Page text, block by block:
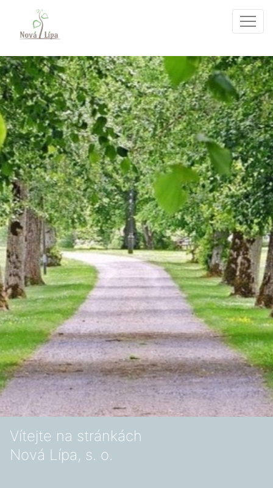
Vítejte na stránkách
Nová Lípa, s. o.